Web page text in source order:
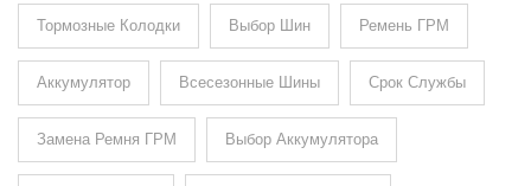
Тормозные Колодки Выбор Шин Ремень ГРМ
Аккумулятор Всесезонные Шины Срок Службы
Замена Ремня ГРМ Выбор Аккумулятора